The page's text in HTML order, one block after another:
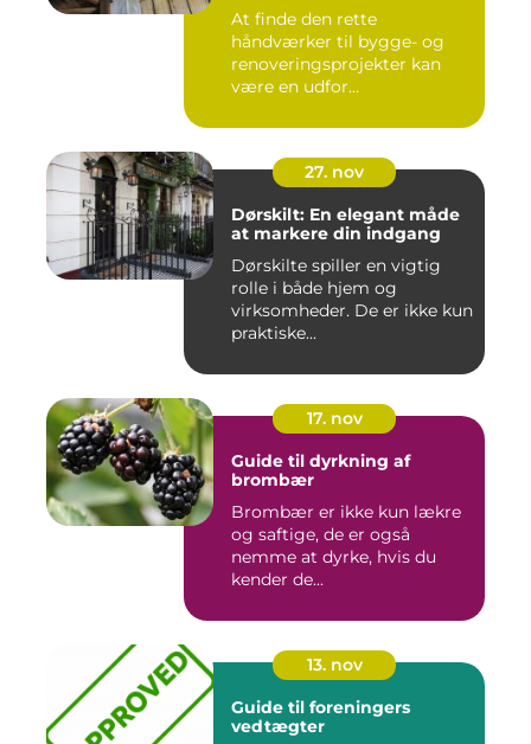
At finde den rette
håndværker til bygge- og
renoveringsprojekter kan
være en udfor...
27. nov
Dørskilt: En elegant måde
at markere din indgang
Dørskilte spiller en vigtig
rolle i både hjem og
virksomheder. De er ikke kun
praktiske...
17. nov
Guide til dyrkning af
brombær
Brombær er ikke kun lækre
og saftige, de er også
nemme at dyrke, hvis du
kender de...
13. nov
Guide til foreningers
vedtægter